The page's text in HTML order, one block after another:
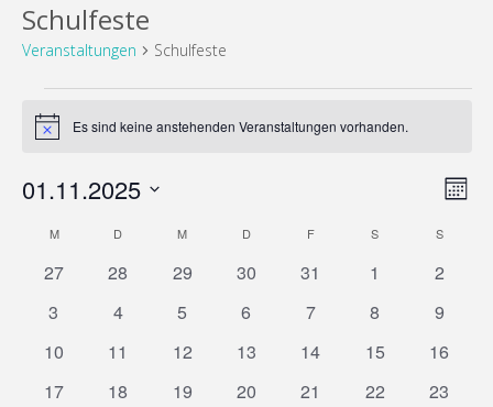
Schulfeste
Veranstaltungen Schulfeste
Veranstaltungen
HinweisEs sind keine anstehenden Veranstaltungen vorhanden.
Monat
01.11.2025
Kalender
von
Veranstaltungen
MMONTAG D DIENSTAGM MITTWOCH
DDONNERSTAG
FFREITAG S SAMSTAGS
0
27
0
28
0
29
0
30
0
31
0
1
0
2
0
3
0
4
0
5
0
6
0
7
0
8
0
9
0
10
0
11
0
12
0
13
0
14
0
15
0
16
0
17
0
18
0
19
0
20
0
21
0
22
0
23